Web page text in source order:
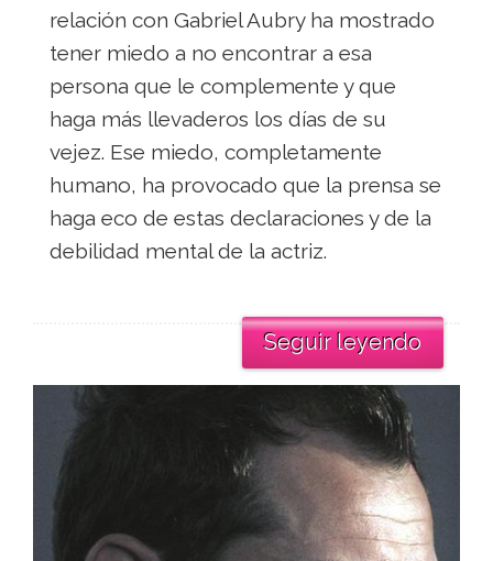
relación con Gabriel Aubry ha mostrado
tener miedo a no encontrar a esa
persona que le complemente y que
haga más llevaderos los días de su
vejez. Ese miedo, completamente
humano, ha provocado que la prensa se
haga eco de estas declaraciones y de la
debilidad mental de la actriz.
Seguir leyendo